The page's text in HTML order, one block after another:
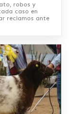
robos y
caso en
reclamos ante